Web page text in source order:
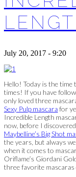
July 20, 2017 - 9:20
Hello! Today is the time
times! If you have
only loved three
Sexy Pulp mascara for
Incredible Length
now, before I
Maybelline’s Big Shot
the years, but always
when it comes to
Oriflame’s Giordani
three favorite mascaras